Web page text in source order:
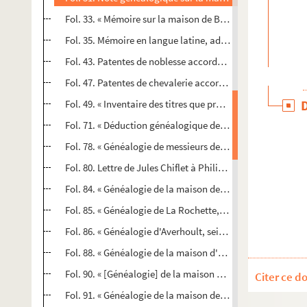
Fol. 33. « Mémoire sur la maison de Bressey », alliée à
Fol. 35. Mémoire en langue latine, adressé par Pierre
Fol. 43. Patentes de noblesse accordées par l'empereur
Fol. 47. Patentes de chevalerie accordées par le roi
Fol. 49. « Inventaire des titres que produit noble Claude-
Fol. 71. « Déduction généalogique de la famille de
Fol. 78. « Généalogie de messieurs de Belrient et leurs
Fol. 80. Lettre de Jules Chiflet à Philippe de La Baume,
Fol. 84. « Généalogie de la maison de La Grange-
Fol. 85. « Généalogie de La Rochette, seigneurs de
Fol. 86. « Généalogie d'Averhoult, seigneurs de
Fol. 88. « Généalogie de la maison d'Anglure... »,
Fol. 90. « [Généalogie] de la maison de Beaujeu,
Fol. 91. « Généalogie de la maison de la Croix, marquis
Citer ce